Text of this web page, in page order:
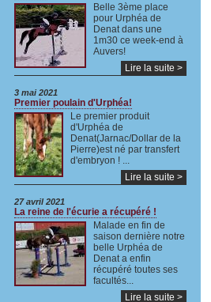
Belle 3ème place
pour Urphéa de
Denat dans une
1m30 ce week-end à
Auvers!
Lire la suite >
3 mai 2021
Premier poulain d'Urphéa!
Le premier produit
d'Urphéa de
Denat(Jarnac/Dollar de la
Pierre)est né par transfert
d'embryon ! ...
Lire la suite >
27 avril 2021
La reine de l'écurie a récupéré !
Malade en fin de
saison dernière notre
belle Urphéa de
Denat a enfin
récupéré toutes ses
facultés...
Lire la suite >